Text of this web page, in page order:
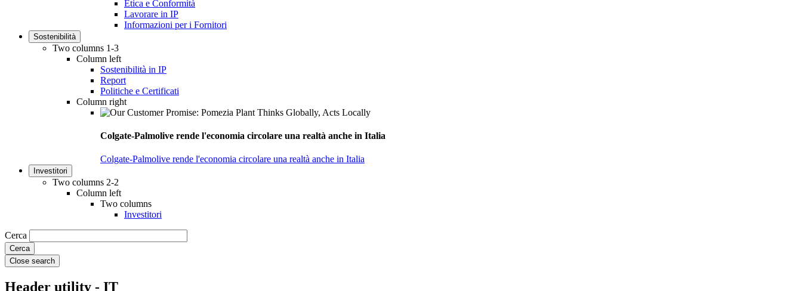
Etica e Conformità
Lavorare in IP
Informazioni per i Fornitori
Sostenibilità
Two columns 1-3
Column left
Sostenibilità in IP
Report
Politiche e Certificati
Column right
Colgate-Palmolive rende l'economia circolare una realtà anche in Italia
Colgate-Palmolive rende l'economia circolare una realtà anche in Italia
Investitori
Two columns 2-2
Column left
Two columns
Investitori
Cerca
Close search
Header utility - IT